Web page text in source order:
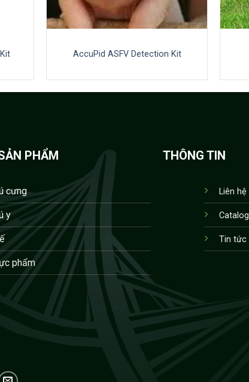
AccuPid ASFV Detection Kit
PHẨM
cưng
y
phẩm
THÔNG TIN
Liên hệ
Tin tức